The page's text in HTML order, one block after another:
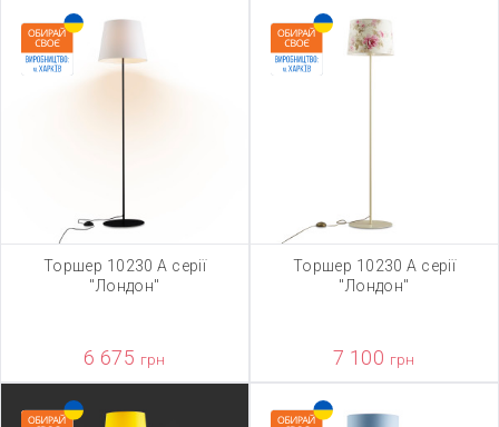
Торшер 10230 А серії
"Лондон"
6 675 грн
Торшер 10230 А серії
"Лондон"
7 100 грн